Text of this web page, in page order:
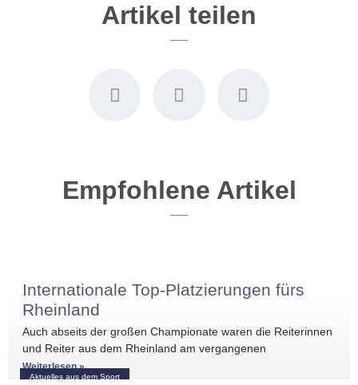
Artikel teilen
Empfohlene Artikel
Aktuelles aus dem Sport
Internationale Top-Platzierungen fürs
Rheinland
Auch abseits der großen Championate waren die Reiterinnen
und Reiter aus dem Rheinland am vergangenen
Wochenende international erfolgreich unterwegs. Bei
Weiterlesen »